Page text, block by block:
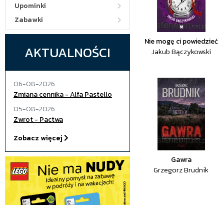
Upominki
Zabawki
AKTUALNOŚCI
06-08-2026
Zmiana cennika - Alfa Pastello
05-08-2026
Zwrot - Pactwa
Zobacz więcej
Nie mogę ci powiedzieć
Jakub Bączykowski
Gawra
Grzegorz Brudnik